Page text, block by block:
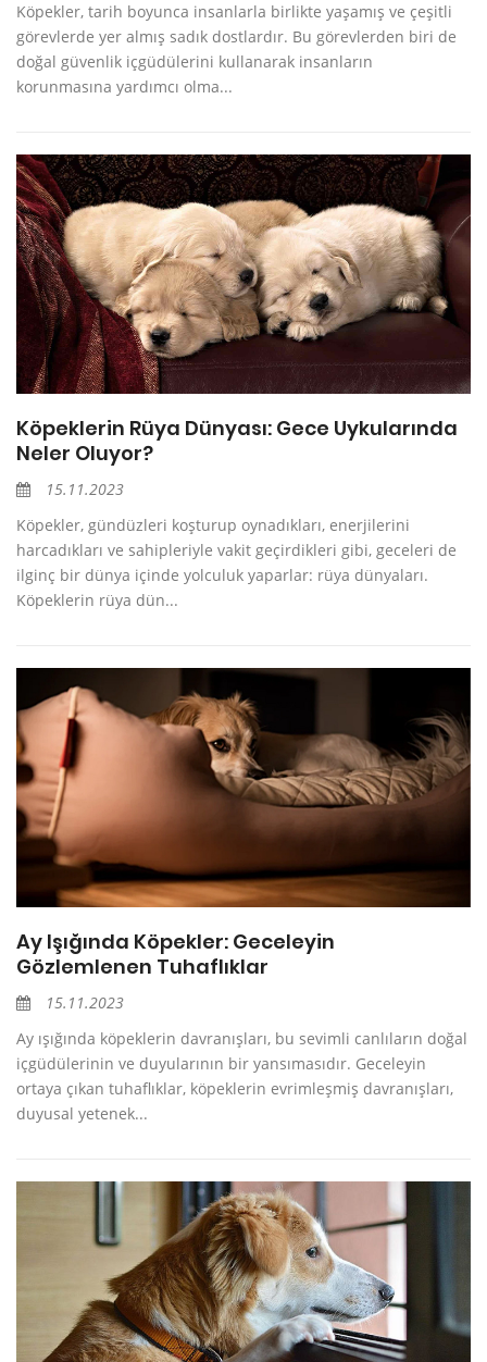
Köpekler, tarih boyunca insanlarla birlikte yaşamış ve çeşitli
görevlerde yer almış sadık dostlardır. Bu görevlerden biri de
doğal güvenlik içgüdülerini kullanarak insanların
korunmasına yardımcı olma...
Köpeklerin Rüya Dünyası: Gece Uykularında
Neler Oluyor?
15.11.2023
Köpekler, gündüzleri koşturup oynadıkları, enerjilerini
harcadıkları ve sahipleriyle vakit geçirdikleri gibi, geceleri de
ilginç bir dünya içinde yolculuk yaparlar: rüya dünyaları.
Köpeklerin rüya dün...
Ay Işığında Köpekler: Geceleyin
Gözlemlenen Tuhaflıklar
15.11.2023
Ay ışığında köpeklerin davranışları, bu sevimli canlıların doğal
içgüdülerinin ve duyularının bir yansımasıdır. Geceleyin
ortaya çıkan tuhaflıklar, köpeklerin evrimleşmiş davranışları,
duyusal yetenek...